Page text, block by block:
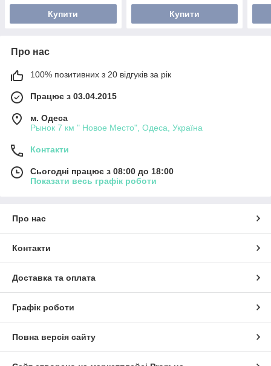
Купити Купити
Про нас
100% позитивних з 20 відгуків за рік
Працює з 03.04.2015
м. Одеса
Рынок 7 км " Новое Место", Одеса, Україна
Контакти
Сьогодні працює з 08:00 до 18:00
Показати весь графік роботи
Про нас
Контакти
Доставка та оплата
Графік роботи
Повна версія сайту